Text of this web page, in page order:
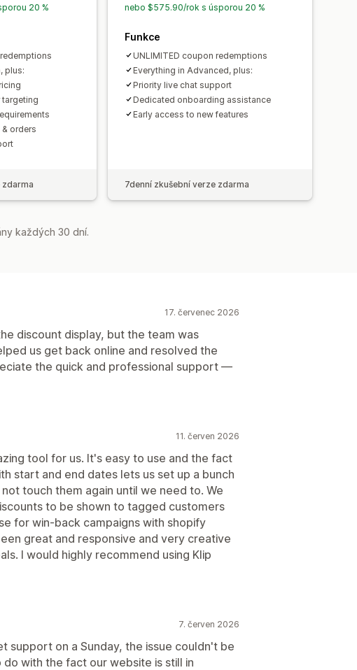
Analytika
20 %
plus:
orders
zdarma
nebo $575.90/rok s úsporou 20 %
Funkce
UNLIMITED coupon redemptions
Everything in Advanced, plus:
Priority live chat support
Dedicated onboarding assistance
Early access to new features
7denní zkušební verze zdarma
každých 30 dní.
17. červenec 2026
discount display, but the team was
us get back online and resolved the
the quick and professional support —
11. červen 2026
tool for us. It's easy to use and the fact
start and end dates lets us set up a bunch
touch them again until we need to. We
to be shown to tagged customers
for win-back campaigns with shopify
great and responsive and very creative
I would highly recommend using Klip
7. červen 2026
support on a Sunday, the issue couldn't be
with the fact our website is still in